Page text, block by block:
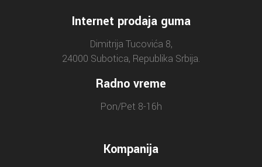
Internet prodaja guma
Dimitrija Tucovića 8,
24000 Subotica, Republika Srbija.
Radno vreme
Pon/Pet 8-16h
Kompanija